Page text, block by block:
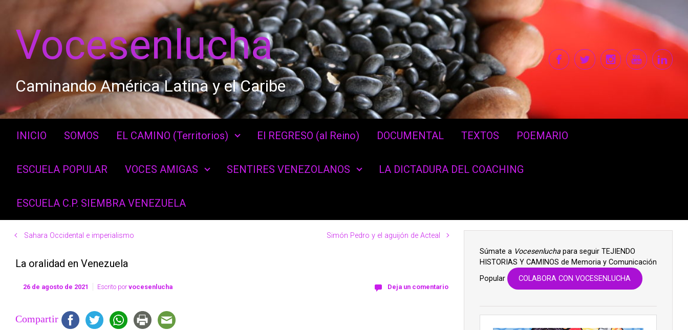
Vocesenlucha
Caminando América Latina y el Caribe
INICIO SOMOS EL CAMINO (Territorios) El REGRESO (al Reino) DOCUMENTAL TEXTOS POEMARIO
ESCUELA POPULAR VOCES AMIGAS SENTIRES VENEZOLANOS LA DICTADURA DEL COACHING
ESCUELA C.P. SIEMBRA VENEZUELA
Sahara Occidental e imperialismo Simón Pedro y el aguijón de Acteal
La oralidad en Venezuela
26 de agosto de 2021 Escrito porvocesenlucha Deja un comentario
Compartir
Súmate a Vocesenluchapara seguir TEJIENDO
HISTORIAS Y CAMINOS de Memoria y Comunicación
Popular
COLABORA CON VOCESENLUCHA